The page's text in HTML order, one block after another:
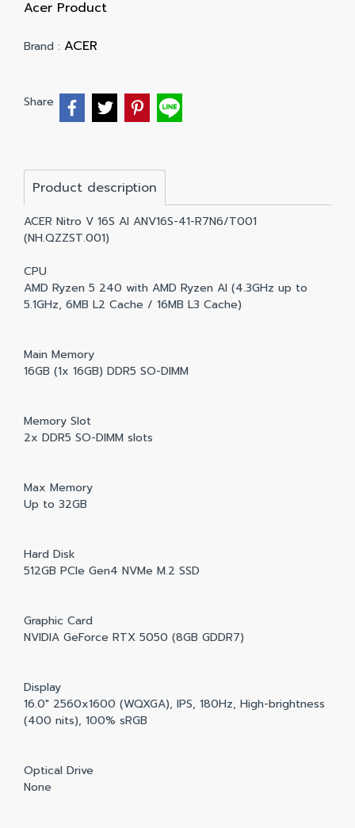
Acer Product
Brand : ACER
Share
Product description
ACER Nitro V 16S AI ANV16S-41-R7N6/T001
(NH.QZZST.001)
CPU
AMD Ryzen 5 240 with AMD Ryzen AI (4.3GHz up to
5.1GHz, 6MB L2 Cache / 16MB L3 Cache)
Main Memory
16GB (1x 16GB) DDR5 SO-DIMM
Memory Slot
2x DDR5 SO-DIMM slots
Max Memory
Up to 32GB
Hard Disk
512GB PCIe Gen4 NVMe M.2 SSD
Graphic Card
NVIDIA GeForce RTX 5050 (8GB GDDR7)
Display
16.0" 2560x1600 (WQXGA), IPS, 180Hz, High-brightness
(400 nits), 100% sRGB
Optical Drive
None